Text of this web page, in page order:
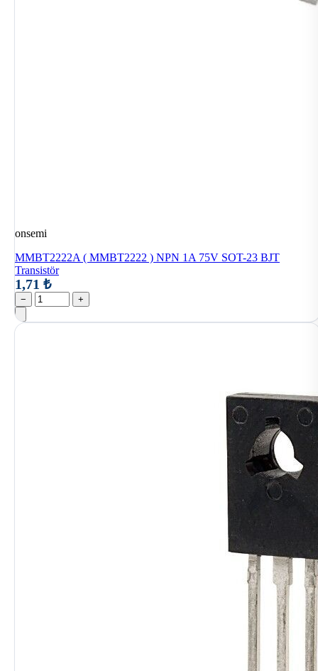
onsemi
MMBT2222A ( MMBT2222 ) NPN 1A 75V SOT-23 BJT
Transistör
1,71 ₺
− +